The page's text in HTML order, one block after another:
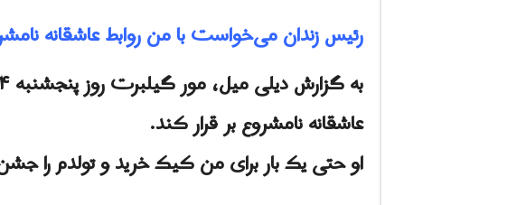
رئیس زندان می‌خواست با من روابط عاشقانه
عاشقانه نامشروع بر قرار کند.
او حتی یک بار برای من کیک خرید و تولدم را